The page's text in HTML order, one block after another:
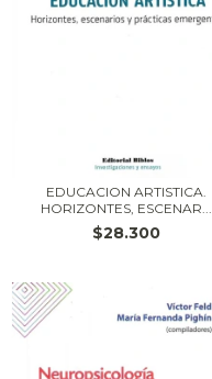
EDUCACION ARTISTICA.
HORIZONTES, ESCENAR...
$28.300